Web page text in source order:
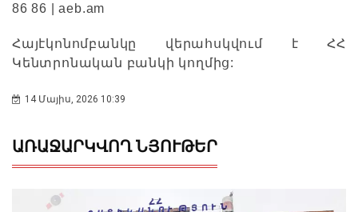
86 86 | aeb.am
Հայէկոնոմբանկը վերահսկվում է ՀՀ
Կենտրոնական բանկի կողմից:
14 Մայիս, 2026 10:39
ԱՌԱՋԱՐԿՎՈՂ ՆՅՈՒԹԵՐ